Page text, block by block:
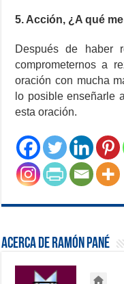
5. Acción, ¿A qué
Después de haber
comprometernos a
oración con mucha
lo posible enseñarle
esta oración.
Acerca de Ramón Pané